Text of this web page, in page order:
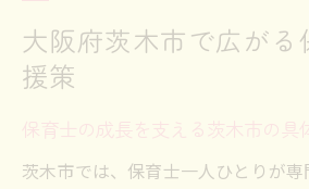
保育士支援策の違いと自
保育士のキャリア形成に役立
金
保育士のための大阪府給
大阪府茨木市で広がる
援策
保育士の成長を支える茨木市の具
茨木市では、保育士一人ひとりが